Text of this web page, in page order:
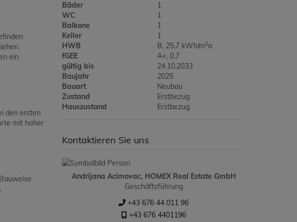
ein
den ersten
mit hoher
Bäder
1
WC
1
Balkone
1
Keller
1
HWB
B, 25.7 kWh/m2a
fGEE
A+, 0,7
gültig bis
24.10.2033
Baujahr
2025
Bauart
Neubau
Zustand
Erstbezug
Hauszustand
Erstbezug
Kontaktieren Sie uns
Andrijana Acimovac, HOMEX Real Estate GmbH
Geschäftsführung
+43 676 44 011 96
+43 676 4401196